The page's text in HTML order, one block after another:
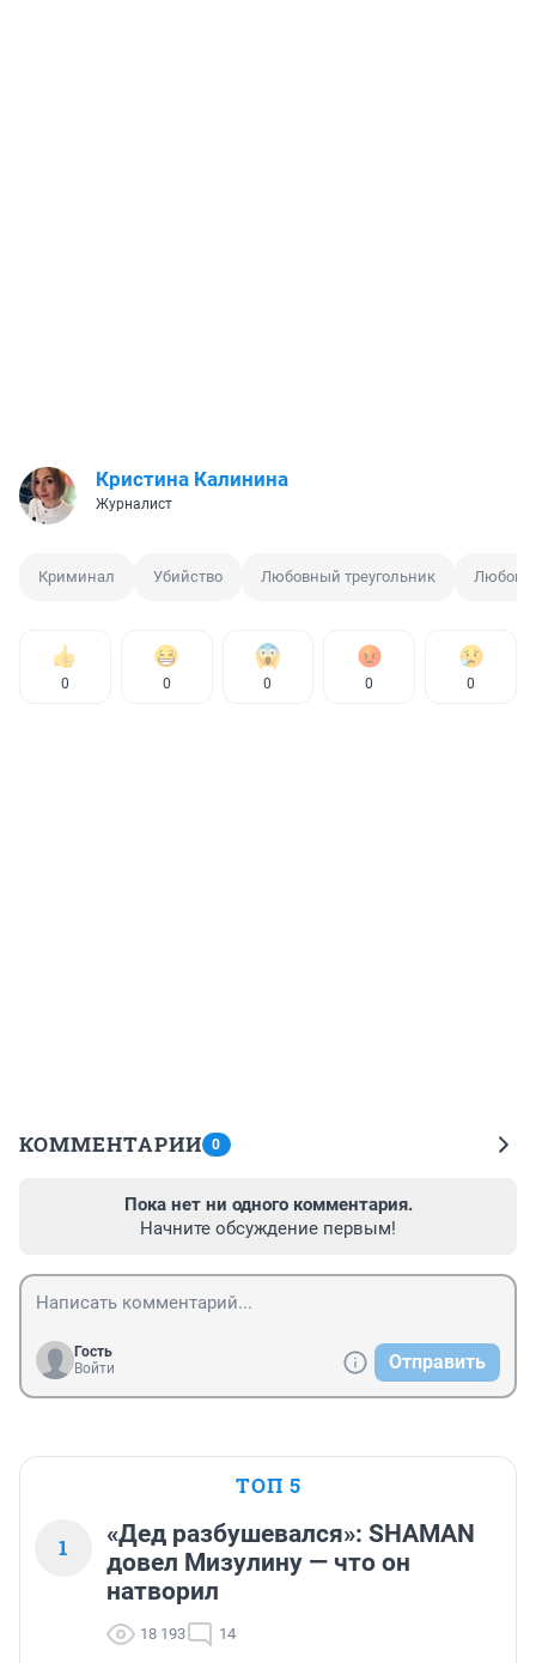
Кристина Калинина
Журналист
Криминал Убийство Любовный треугольник
0 0 0 0 0
КОММЕНТАРИИ 0
Пока нет ни одного комментария.
Начните обсуждение первым!
Гость
Войти
Отправить
ТОП 5
1
«Дед разбушевался»: SHAMAN
довел Мизулину — что он
натворил
18 193 14